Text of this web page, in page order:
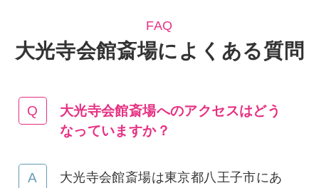
FAQ
大光寺会館斎場によくある質問
大光寺会館斎場へのアクセスはどう
なっていますか？
大光寺会館斎場は東京都八王子市にあ